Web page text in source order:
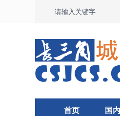
首页 国内